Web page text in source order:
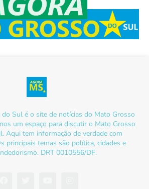
Sul é o site de notícias do Mato Grosso
um espaço para discutir o Mato Grosso
Aqui tem informação de verdade com
principais temas são política, cidades e
DRT 0010556/DF.